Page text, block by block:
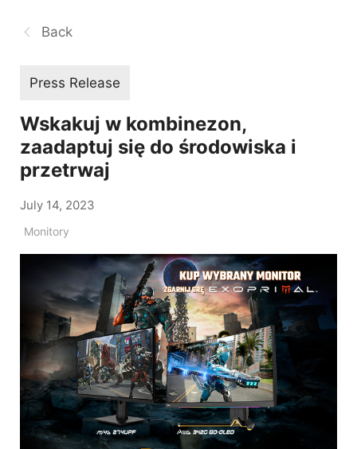
Back
Press Release
Wskakuj w kombinezon,
zaadaptuj się do środowiska i
przetrwaj
July 14, 2023
Monitory